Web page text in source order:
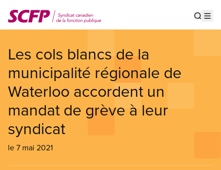
au
contenu
Les cols blancs de la
municipalité régionale de
Waterloo accordent un
mandat de grève à leur
syndicat
le 7 mai 2021